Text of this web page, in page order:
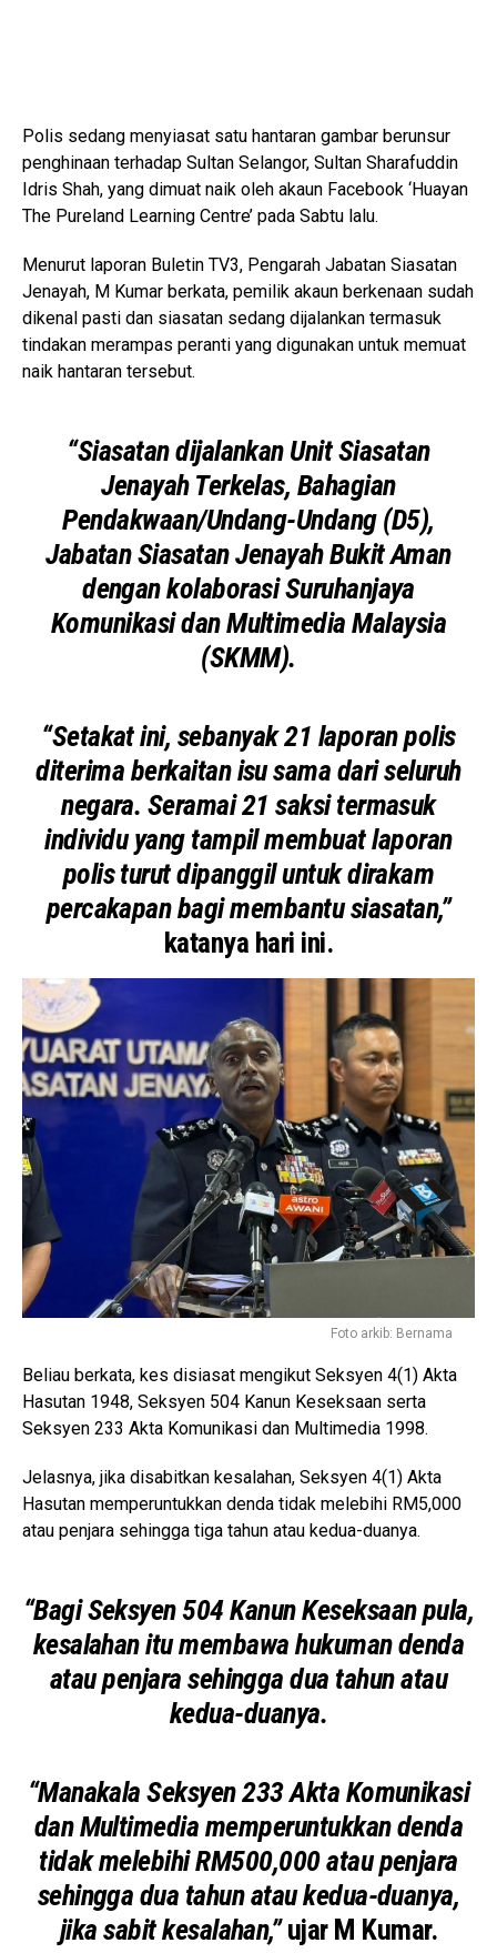
Polis sedang menyiasat satu hantaran gambar berunsur
penghinaan terhadap Sultan Selangor, Sultan Sharafuddin
Idris Shah, yang dimuat naik oleh akaun Facebook ‘Huayan
The Pureland Learning Centre’ pada Sabtu lalu.
Menurut laporan Buletin TV3, Pengarah Jabatan Siasatan
Jenayah, M Kumar berkata, pemilik akaun berkenaan sudah
dikenal pasti dan siasatan sedang dijalankan termasuk
tindakan merampas peranti yang digunakan untuk memuat
naik hantaran tersebut.
“Siasatan dijalankan Unit Siasatan
Jenayah Terkelas, Bahagian
Pendakwaan/Undang-Undang (D5),
Jabatan Siasatan Jenayah Bukit Aman
dengan kolaborasi Suruhanjaya
Komunikasi dan Multimedia Malaysia
(SKMM).
“Setakat ini, sebanyak 21 laporan polis
diterima berkaitan isu sama dari seluruh
negara. Seramai 21 saksi termasuk
individu yang tampil membuat laporan
polis turut dipanggil untuk dirakam
percakapan bagi membantu siasatan,”
katanya hari ini.
Foto arkib: Bernama
Beliau berkata, kes disiasat mengikut Seksyen 4(1) Akta
Hasutan 1948, Seksyen 504 Kanun Keseksaan serta
Seksyen 233 Akta Komunikasi dan Multimedia 1998.
Jelasnya, jika disabitkan kesalahan, Seksyen 4(1) Akta
Hasutan memperuntukkan denda tidak melebihi RM5,000
atau penjara sehingga tiga tahun atau kedua-duanya.
“Bagi Seksyen 504 Kanun Keseksaan pula,
kesalahan itu membawa hukuman denda
atau penjara sehingga dua tahun atau
kedua-duanya.
“Manakala Seksyen 233 Akta Komunikasi
dan Multimedia memperuntukkan denda
tidak melebihi RM500,000 atau penjara
sehingga dua tahun atau kedua-duanya,
jika sabit kesalahan,”ujar M Kumar.